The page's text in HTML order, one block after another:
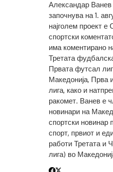
Александар Ванев
започнува на 1.
најголем проект е
спортски
има коментирано
Третата
Првата футсал
Македонија, Прва
лига, како и
ракомет. Ванев е
новинари на
спортски новинар
спорт, првиот и
работи Третата и
лига) во